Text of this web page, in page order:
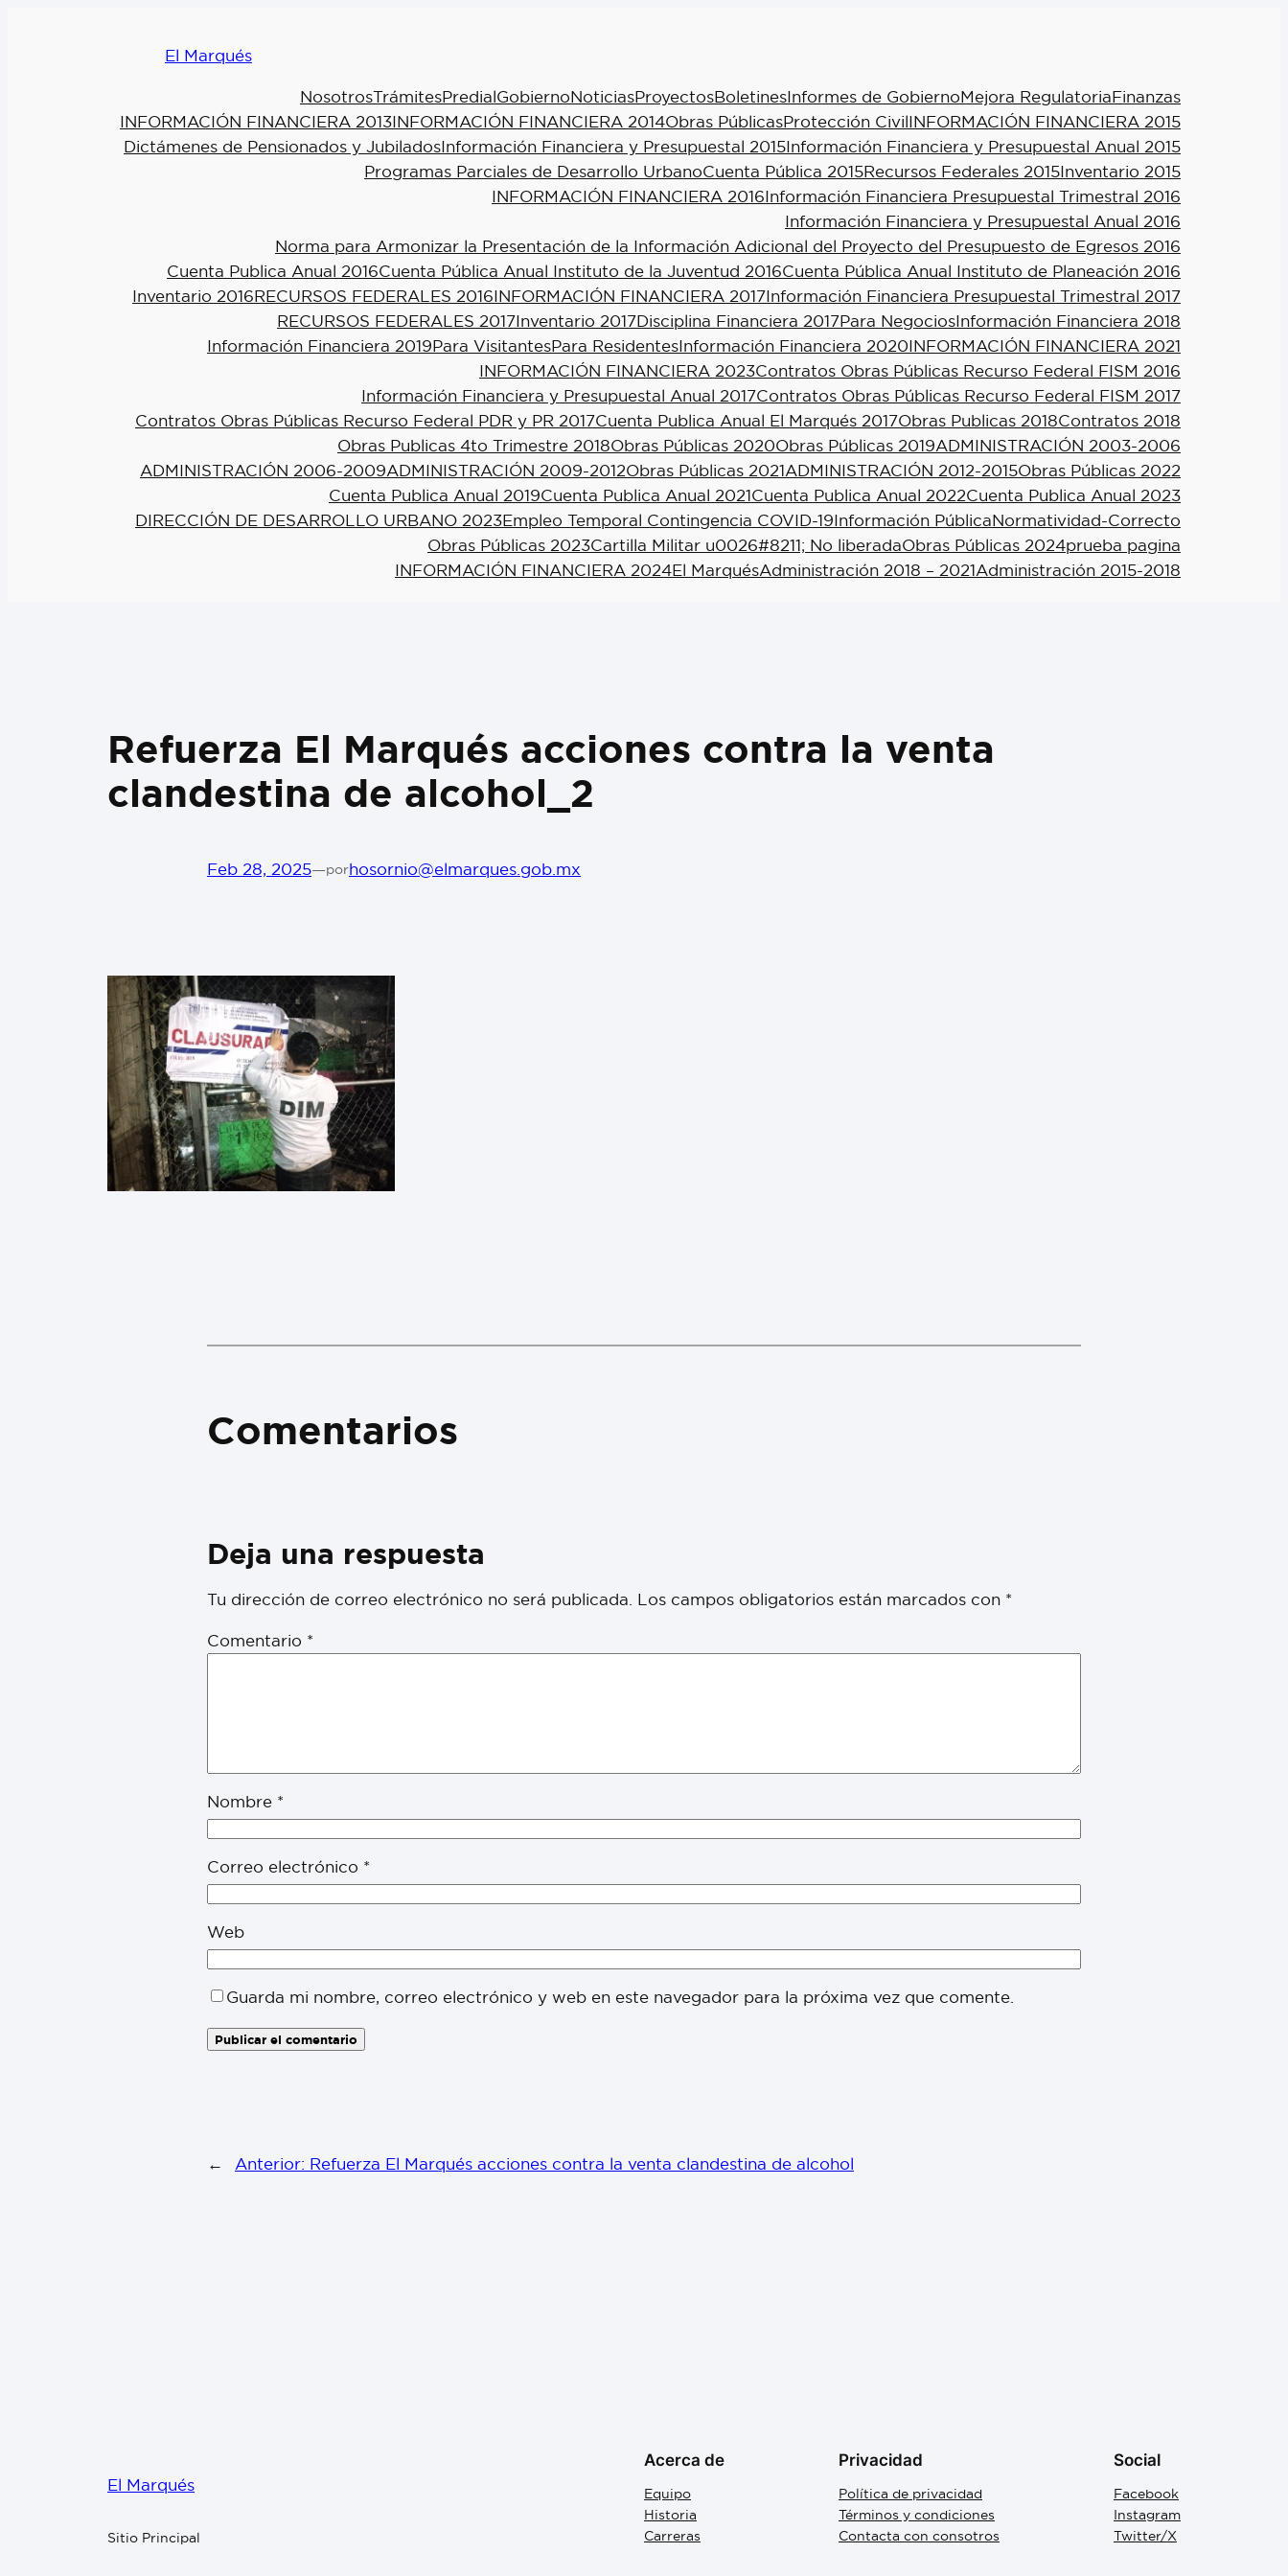
El Marqués
NosotrosTrámitesPredialGobiernoNoticiasProyectosBoletinesInformes de GobiernoMejora RegulatoriaFinanzas
INFORMACIÓN FINANCIERA 2013INFORMACIÓN FINANCIERA 2014Obras PúblicasProtección CivilINFORMACIÓN FINANCIERA 2015
Dictámenes de Pensionados y JubiladosInformación Financiera y Presupuestal 2015Información Financiera y Presupuestal Anual 2015
Programas Parciales de Desarrollo UrbanoCuenta Pública 2015Recursos Federales 2015Inventario 2015
INFORMACIÓN FINANCIERA 2016Información Financiera Presupuestal Trimestral 2016
Información Financiera y Presupuestal Anual 2016
Norma para Armonizar la Presentación de la Información Adicional del Proyecto del Presupuesto de Egresos 2016
Cuenta Publica Anual 2016Cuenta Pública Anual Instituto de la Juventud 2016Cuenta Pública Anual Instituto de Planeación 2016
Inventario 2016RECURSOS FEDERALES 2016INFORMACIÓN FINANCIERA 2017Información Financiera Presupuestal Trimestral 2017
RECURSOS FEDERALES 2017Inventario 2017Disciplina Financiera 2017Para NegociosInformación Financiera 2018
Información Financiera 2019Para VisitantesPara ResidentesInformación Financiera 2020INFORMACIÓN FINANCIERA 2021
INFORMACIÓN FINANCIERA 2023Contratos Obras Públicas Recurso Federal FISM 2016
Información Financiera y Presupuestal Anual 2017Contratos Obras Públicas Recurso Federal FISM 2017
Contratos Obras Públicas Recurso Federal PDR y PR 2017Cuenta Publica Anual El Marqués 2017Obras Publicas 2018Contratos 2018
Obras Publicas 4to Trimestre 2018Obras Públicas 2020Obras Públicas 2019ADMINISTRACIÓN 2003-2006
ADMINISTRACIÓN 2006-2009ADMINISTRACIÓN 2009-2012Obras Públicas 2021ADMINISTRACIÓN 2012-2015Obras Públicas 2022
Cuenta Publica Anual 2019Cuenta Publica Anual 2021Cuenta Publica Anual 2022Cuenta Publica Anual 2023
DIRECCIÓN DE DESARROLLO URBANO 2023Empleo Temporal Contingencia COVID-19Información PúblicaNormatividad-Correcto
Obras Públicas 2023Cartilla Militar u0026#8211; No liberadaObras Públicas 2024prueba pagina
INFORMACIÓN FINANCIERA 2024El MarquésAdministración 2018 – 2021Administración 2015-2018
Refuerza El Marqués acciones contra la venta
clandestina de alcohol_2
Feb 28, 2025—porhosornio@elmarques.gob.mx
Comentarios
Deja una respuesta
Tu dirección de correo electrónico no será publicada. Los campos obligatorios están marcados con *
Comentario *
Nombre *
Correo electrónico *
Web
Guarda mi nombre, correo electrónico y web en este navegador para la próxima vez que comente.
← Anterior: Refuerza El Marqués acciones contra la venta clandestina de alcohol
El Marqués
Sitio Principal
Acerca de
Equipo
Historia
Carreras
Privacidad
Política de privacidad
Términos y condiciones
Contacta con consotros
Social
Facebook
Instagram
Twitter/X